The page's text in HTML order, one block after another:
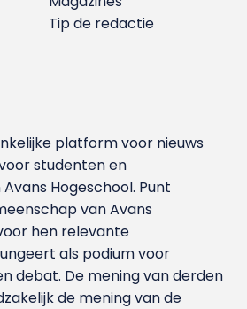
Tip de redactie
platform voor nieuws
studenten en
Hoge­school. Punt
van Avans
hen relevante
als podium voor
debat. De mening van derden
de mening van de